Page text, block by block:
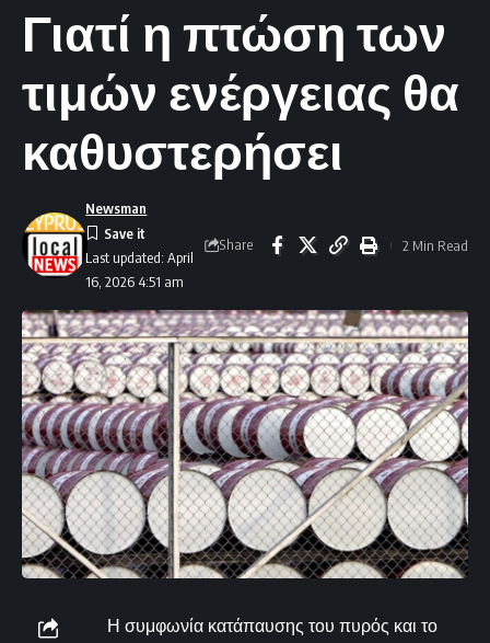
Γιατί η πτώση των
τιμών ενέργειας θα
καθυστερήσει
Last updated: April
16, 2026 4:51 am
Newsman
Share 2 Min Read
Η συμφωνία κατάπαυσης του πυρός και το